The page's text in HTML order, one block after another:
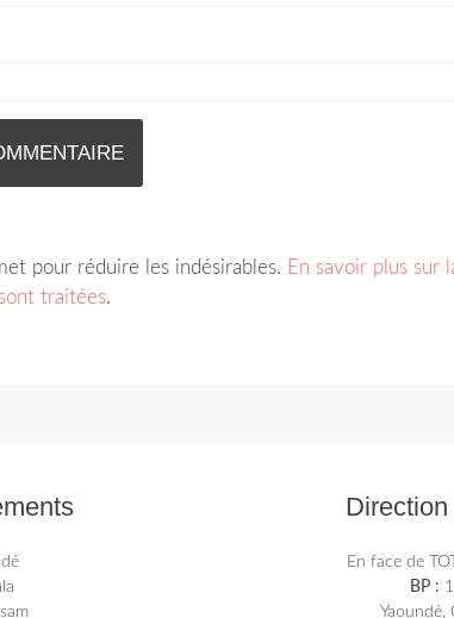
pour réduire les indésirables. En savoir plus sur
traitées.
En face de
BP :
Yaoundé,